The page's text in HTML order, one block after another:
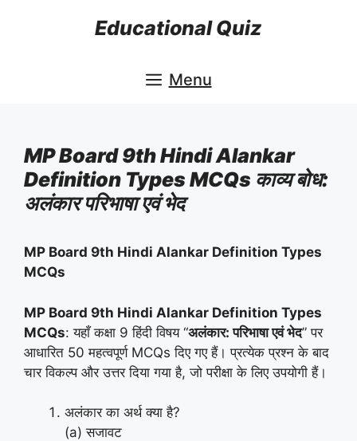
Educational Quiz
Menu
MP Board 9th Hindi Alankar
Definition Types MCQs काव्य बोध:
अलंकार परिभाषा एवं भेद
MP Board 9th Hindi Alankar Definition Types
MCQs
MP Board 9th Hindi Alankar Definition Types
MCQs: यहाँ कक्षा 9 हिंदी विषय “अलंकार: परिभाषा एवं भेद” पर
आधारित 50 महत्वपूर्ण MCQs दिए गए हैं। प्रत्येक प्रश्न के बाद
चार विकल्प और उत्तर दिया गया है, जो परीक्षा के लिए उपयोगी हैं।
अलंकार का अर्थ क्या है?
(a) सजावट